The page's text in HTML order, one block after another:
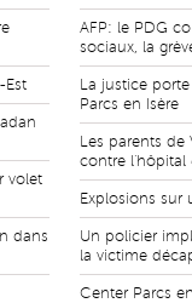
Est
volet
dans
AFP: le PDG
sociaux, la
La justice
Parcs en Isère
Les parents
contre l'hôpital
Explosions
Un policier
la victime
Center Parcs